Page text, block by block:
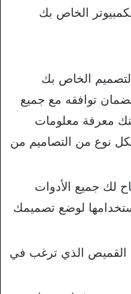
الخاص بك
الخاص بك
بكسل لضمان توافقه مع جميع
معرفة معلومات
لكل نوع من التصاميم من
لك جميع الأدوات
لوضع تصميمك
القميص الذي ترغب في